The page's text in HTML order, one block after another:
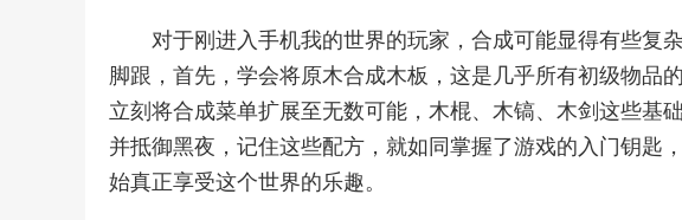
对于刚进入手机我的世界的玩家，合成可能显得有些复
脚跟，首先，学会将原木合成木板，这是几乎所有初级物品
立刻将合成菜单扩展至无数可能，木棍、木镐、木剑这些基
并抵御黑夜，记住这些配方，就如同掌握了游戏的入门钥匙
始真正享受这个世界的乐趣。